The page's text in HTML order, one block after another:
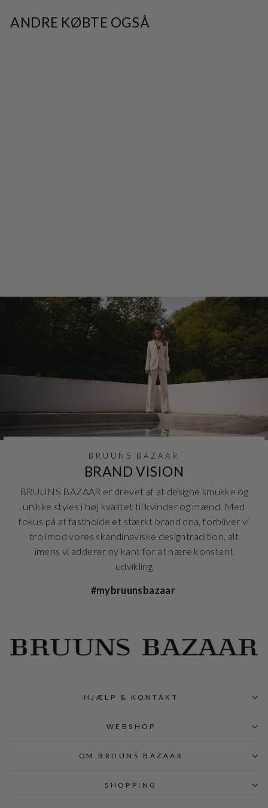
ANDRE KØBTE OGSÅ
BRUUNS BAZAAR
BRAND VISION
BRUUNS BAZAAR er drevet af at designe smukke og
unikke styles i høj kvalitet til kvinder og mænd. Med
fokus på at fastholde et stærkt brand dna, forbliver vi
tro imod vores skandinaviske designtradition, alt
imens vi adderer ny kant for at nære konstant
udvikling
#mybruunsbazaar
HJÆLP & KONTAKT
WEBSHOP
OM BRUUNS BAZAAR
SHOPPING